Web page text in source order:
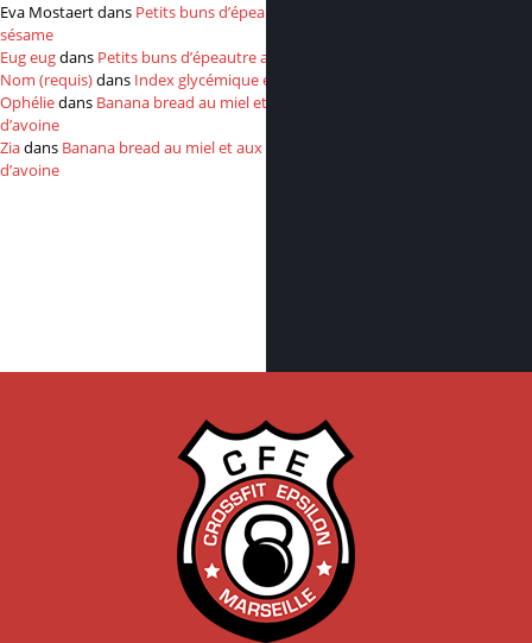
Eva Mostaertdans Petits buns d’épeautre au
sésame
Eug eugdans Petits buns d’épeautre au sésame
Nom (requis)dans Index glycémique et insuline
Ophéliedans Banana bread au miel et aux flocons
d’avoine
Ziadans Banana bread au miel et aux flocons
d’avoine